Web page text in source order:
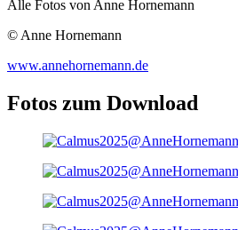
Alle Fotos von Anne Hornemann
© Anne Hornemann
www.annehornemann.de
Fotos zum Download